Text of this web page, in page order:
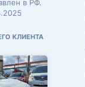
в РФ.
КЛИЕНТА